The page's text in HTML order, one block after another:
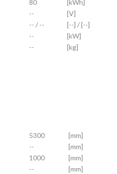
80
[kWh]
--
[V]
-- / --
[--] / [--]
--
[kW]
-- [kg]
5300
[mm]
--
[mm]
1000
[mm]
--
[mm]